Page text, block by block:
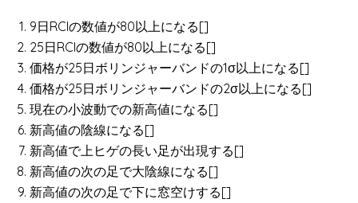
9日RCIの数値が80以上になる[]
25日RCIの数値が80以上になる[]
価格が25日ボリンジャーバンドの1σ以上になる[]
価格が25日ボリンジャーバンドの2σ以上になる[]
現在の小波動での新高値になる[]
新高値の陰線になる[]
新高値で上ヒゲの長い足が出現する[]
新高値の次の足で大陰線になる[]
新高値の次の足で下に窓空けする[]